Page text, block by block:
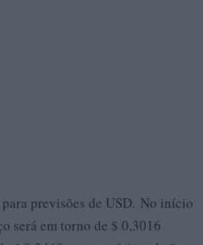
previsões de USD. No início
será em torno de $ 0,3016